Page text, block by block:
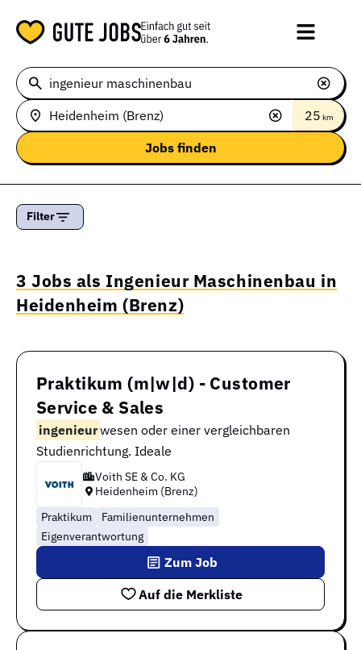
25 km
Filter
3 Jobs als Ingenieur Maschinenbau in
Heidenheim (Brenz)
Praktikum (m|w|d) - Customer
Service & Sales
ingenieurwesen oder einer vergleichbaren
Studienrichtung. Ideale
Voith SE & Co. KG
Heidenheim (Brenz)
Praktikum
Familienunternehmen
Eigenverantwortung
Auf die Merkliste
Zum Job